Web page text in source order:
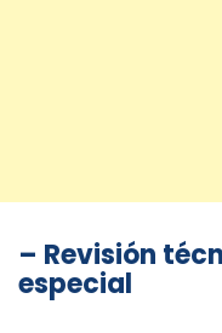
– Revisión
especial